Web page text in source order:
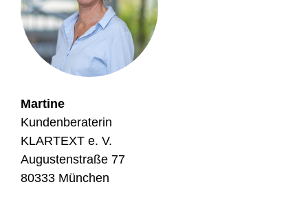
Martine
Kundenberaterin
KLARTEXT e. V.
Augustenstraße 77
80333 München